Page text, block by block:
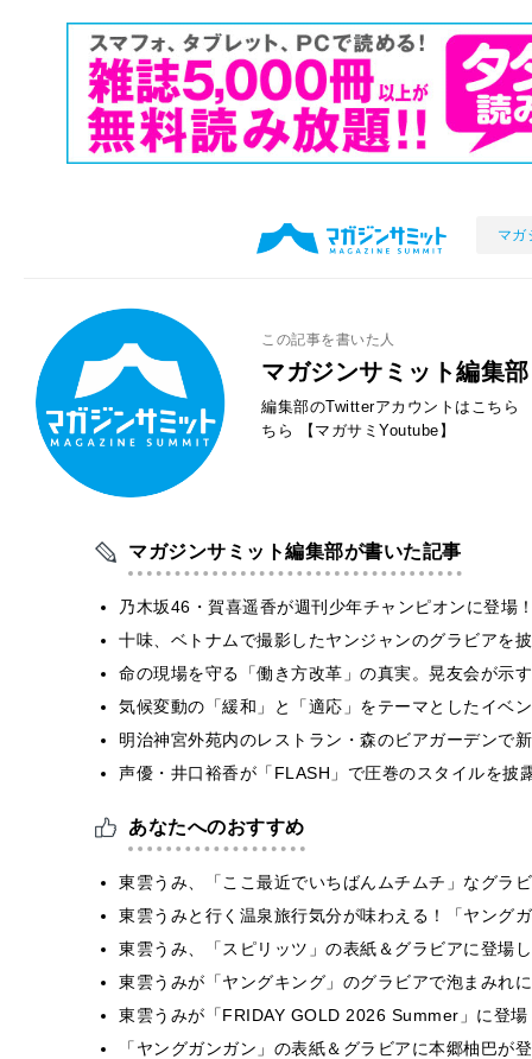
マガ
この記事を書いた人
マガジンサミット編集部
編集部のTwitterアカウントはこちら
ちら
【マガサミYoutube】
マガジンサミット編集部が書いた記事
乃木坂46・賀喜遥香が週刊少年チャンピオンに登
十味、ベトナムで撮影したヤンジャンのグラビアを
命の現場を守る「働き方改革」の真実。晃友会が示
気候変動の「緩和」と「適応」をテーマとしたイベ
明治神宮外苑内のレストラン・森のビアガーデンで
声優・井口裕香が「FLASH」で圧巻のスタイルを
あなたへのおすすめ
東雲うみ、「ここ最近でいちばんムチムチ」なグラ
東雲うみと行く温泉旅行気分が味わえる！「ヤング
東雲うみ、「スピリッツ」の表紙＆グラビアに登場
東雲うみが「ヤングキング」のグラビアで泡まみれ
東雲うみが「FRIDAY GOLD 2026 Summer」に登
「ヤングガンガン」の表紙＆グラビアに本郷柚巴が